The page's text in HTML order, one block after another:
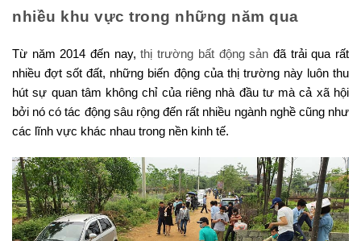
nhiều khu vực trong những năm qua
Từ năm 2014 đến nay,thị trường bất động sản đã trải qua rất
nhiều đợt sốt đất, những biến động của thị trường này luôn thu
hút sự quan tâm không chỉ của riêng nhà đầu tư mà cả xã hội
bởi nó có tác động sâu rộng đến rất nhiều ngành nghề cũng như
các lĩnh vực khác nhau trong nền kinh tế.